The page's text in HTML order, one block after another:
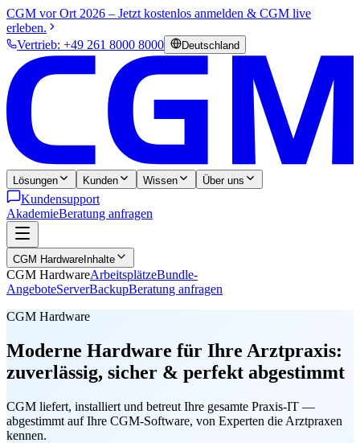
CGM vor Ort 2026 – Jetzt kostenlos anmelden & CGM live
erleben.
Vertrieb: +49 261 8000 8000
Deutschland
Lösungen Kunden Wissen Über uns
Kundensupport
AkademieBeratung anfragen
CGM Hardware Inhalte
CGM HardwareArbeitsplätzeBundle-
AngeboteServerBackupBeratung anfragen
CGM Hardware
Moderne Hardware für Ihre Arztpraxis:
zuverlässig, sicher & perfekt abgestimmt
CGM liefert, installiert und betreut Ihre gesamte Praxis-IT —
abgestimmt auf Ihre CGM-Software, von Experten die Arztpraxen
kennen.